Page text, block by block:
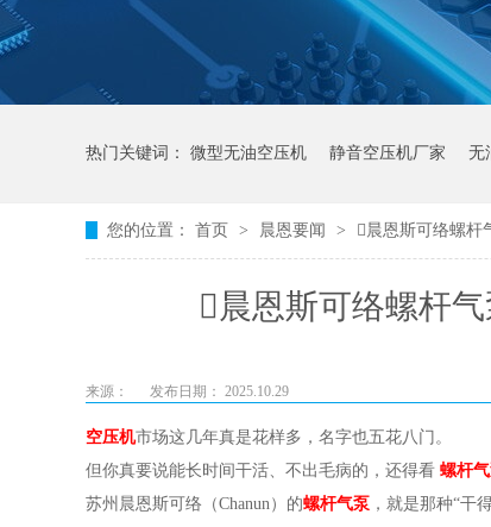
热门关键词： 微型无油空压机 静音空压机厂家 无
您的位置： 首页 > 晨恩要闻 > 晨恩斯可络螺杆
晨恩斯可络螺杆
来源： 发布日期： 2025.10.29
空压机市场这几年真是花样多，名字也五花八门。
但你真要说能长时间干活、不出毛病的，还得看 螺杆
苏州晨恩斯可络（Chanun）的螺杆气泵 ，就是那种“干